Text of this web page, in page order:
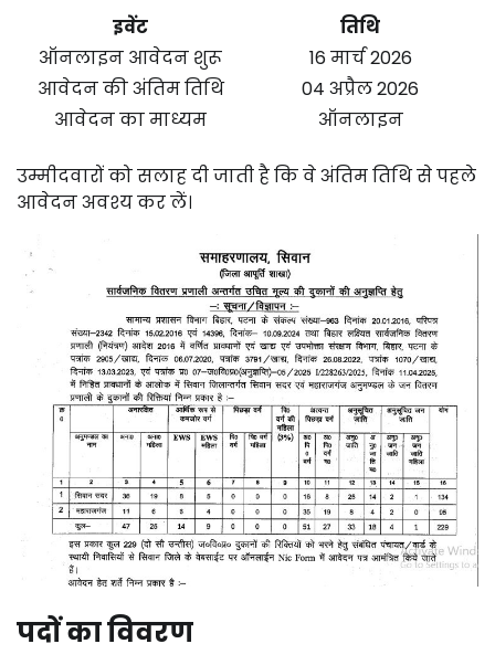
इवेंट
तिथि
ऑनलाइन आवेदन शुरू
16 मार्च 2026
आवेदन की अंतिम तिथि
04 अप्रैल 2026
आवेदन का माध्यम
ऑनलाइन
उम्मीदवारों को सलाह दी जाती है कि वे अंतिम तिथि से पहले
आवेदन अवश्य कर लें।
पदों का विवरण